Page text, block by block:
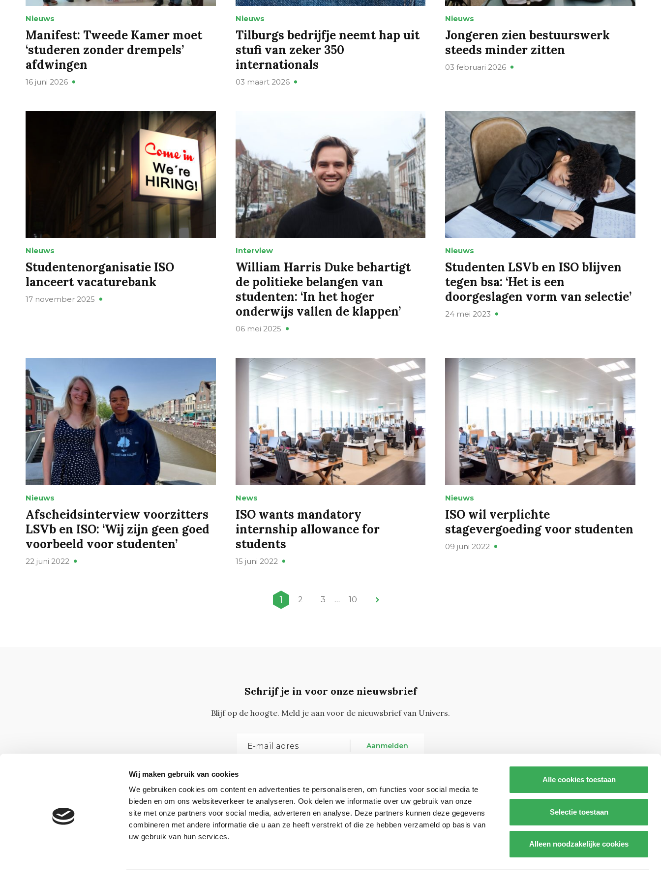
Wij maken gebruik van cookies
We gebruiken cookies om content en advertenties te personaliseren, om functies voor social media te
bieden en om ons websiteverkeer te analyseren. Ook delen we informatie over uw gebruik van onze
site met onze partners voor social media, adverteren en analyse. Deze partners kunnen deze gegevens
combineren met andere informatie die u aan ze heeft verstrekt of die ze hebben verzameld op basis van
uw gebruik van hun services.
Alle cookies toestaan
Selectie toestaan
Alleen noodzakelijke cookies
Nieuws
Manifest: Tweede Kamer moet
‘studeren zonder drempels’
afdwingen
16 juni 2026
Nieuws
Tilburgs bedrijfje neemt hap uit
stufi van zeker 350
internationals
03 maart 2026
Nieuws
Jongeren zien bestuurswerk
steeds minder zitten
03 februari 2026
Nieuws
Studentenorganisatie ISO
lanceert vacaturebank
17 november 2025
Interview
William Harris Duke behartigt
de politieke belangen van
studenten: ‘In het hoger
onderwijs vallen de klappen’
06 mei 2025
Nieuws
Studenten LSVb en ISO blijven
tegen bsa: ‘Het is een
doorgeslagen vorm van selectie’
24 mei 2023
Nieuws
Afscheidsinterview voorzitters
LSVb en ISO: ‘Wij zijn geen goed
voorbeeld voor studenten’
22 juni 2022
News
ISO wants mandatory
internship allowance for
students
15 juni 2022
Nieuws
ISO wil verplichte
stagevergoeding voor studenten
09 juni 2022
1 2 3 … 10
Schrijf je in voor onze nieuwsbrief
Blijf op de hoogte. Meld je aan voor de nieuwsbrief van Univers.
Aanmelden
Vragen, opmerkingen of tips?Neem contact met ons op